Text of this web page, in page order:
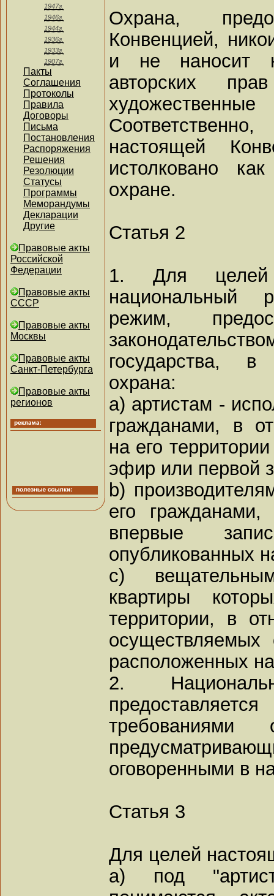
1947г.
1946г.
1944г.
1936г.
1933г.
1907г.
Пакты
Соглашения
Протоколы
Правила
Договоры
Письма
Постановления
Распоряжения
Решения
Резолюции
Статусы
Программы
Меморандумы
Декларации
Другие
Правовые акты
Российской
Федерации
Правовые акты
СССР
Правовые акты
Москвы
Правовые акты
Санкт-Петербурга
Правовые акты
регионов
Охрана,
Конвенцией,
и не наносит
авторских
настоящей
истолковано
охране.
Статья 2
1. Для целей
национальный
режим,
государства, в
охрана:
a) артистам -
гражданами, в
на его
эфир или первой
b)
его
впервые
опубликованных
c)
квартиры
территории, в
расположенных
2.
оговоренными в
Статья 3
Для целей
a) под